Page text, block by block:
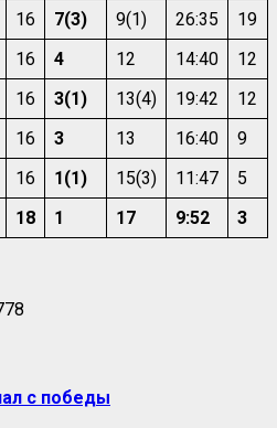
16 7(3) 9(1) 26:35
19
16 4 12 14:40
12
16 3(1) 13(4) 19:42
12
16 3 13 16:40
9
16 1(1) 15(3) 11:47
5
18 1 17 9:52 3
с победы